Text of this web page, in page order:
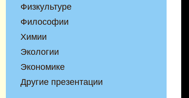
Физкультуре
Философии
Химии
Экологии
Экономике
Другие презентации